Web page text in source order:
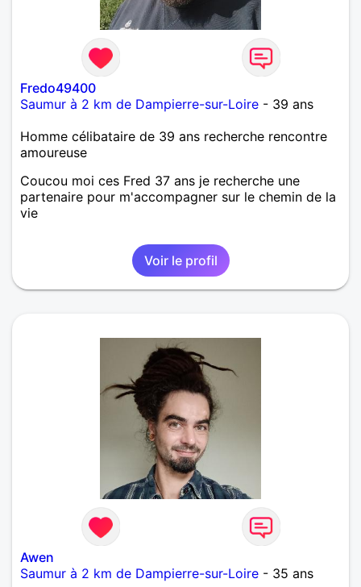
Fredo49400
Saumur à 2 km de Dampierre-sur-Loire - 39 ans
Homme célibataire de 39 ans recherche rencontre
amoureuse
Coucou moi ces Fred 37 ans je recherche une
partenaire pour m'accompagner sur le chemin de la
vie
Voir le profil
Awen
Saumur à 2 km de Dampierre-sur-Loire - 35 ans